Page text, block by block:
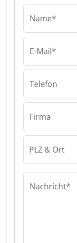
Name*
E-Mail*
Telefon
Firma
PLZ & Ort
Nachricht*